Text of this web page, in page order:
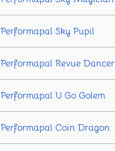
Performapal Sky Pupil
Performapal Revue Dancer
Performapal U Go Golem
Performapal Coin Dragon